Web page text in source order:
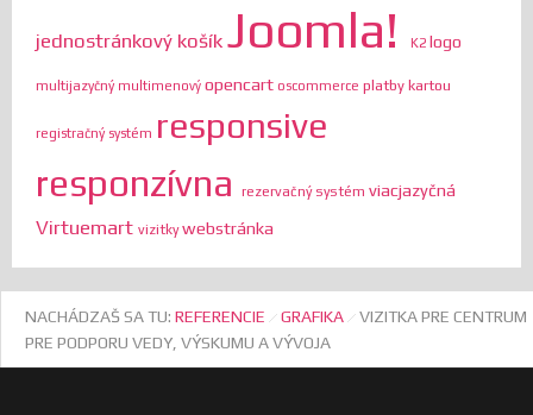
jednostránkový košík Joomla! K2 logo
multijazyčný multimenový opencart oscommerce platby kartou
registračný systém responsive
responzívna rezervačný systém viacjazyčná
Virtuemart vizitkywebstránka
NACHÁDZAŠ SA TU: REFERENCIE GRAFIKA
VIZITKA PRE CENTRUM
PRE PODPORU VEDY, VÝSKUMU A VÝVOJA